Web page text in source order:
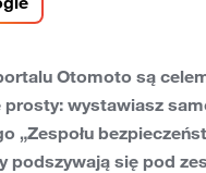
Otomoto są
wystawiasz
„Zespołu
się pod